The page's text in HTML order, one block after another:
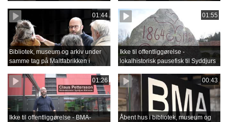
01:44
Bibliotek, museum og arkiv under
samme tag på Maltfabrikken i
01:55
Ikke til offentliggørelse -
lokalhistorisk pausefisk til Syddjurs
01:26
Ikke til offentliggørelse - BMA-
00:43
Åbent hus i bibliotek, museum og